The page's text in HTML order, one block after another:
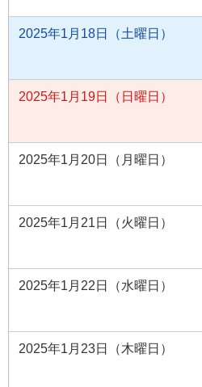
2025年1月18日（土曜日）
2025年1月19日（日曜日）
2025年1月20日（月曜日）
2025年1月21日（火曜日）
2025年1月22日（水曜日）
2025年1月23日（木曜日）